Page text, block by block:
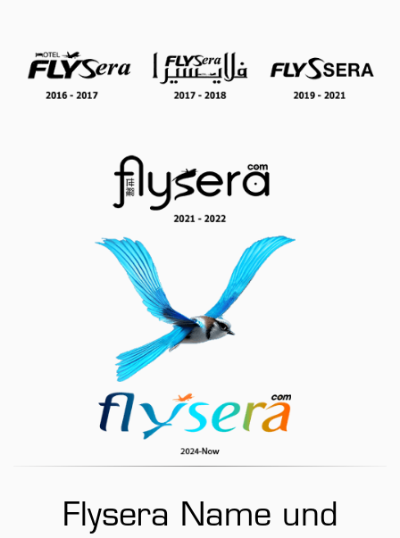
Flysera Name und